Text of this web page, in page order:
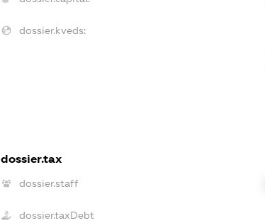
dossier.kveds:
dossier.tax
dossier.staff
dossier.taxDebt